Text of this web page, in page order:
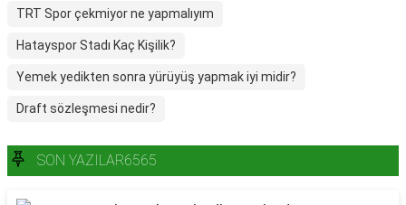
TRT Spor çekmiyor ne yapmalıyım
Hatayspor Stadı Kaç Kişilik?
Yemek yedikten sonra yürüyüş yapmak iyi midir?
Draft sözleşmesi nedir?
SON YAZILAR6565